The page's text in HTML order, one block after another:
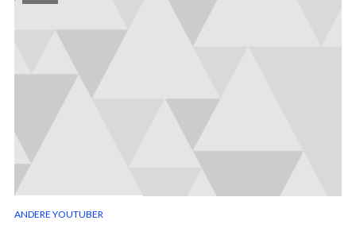
ANDERE YOUTUBER